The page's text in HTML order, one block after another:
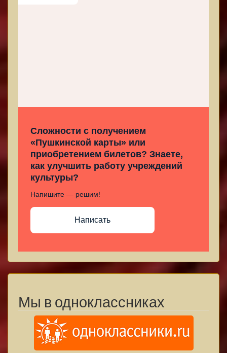
Сложности с получением
«Пушкинской карты» или
приобретением билетов? Знаете,
как улучшить работу учреждений
культуры?
Напишите — решим!
Написать
Мы в одноклассниках